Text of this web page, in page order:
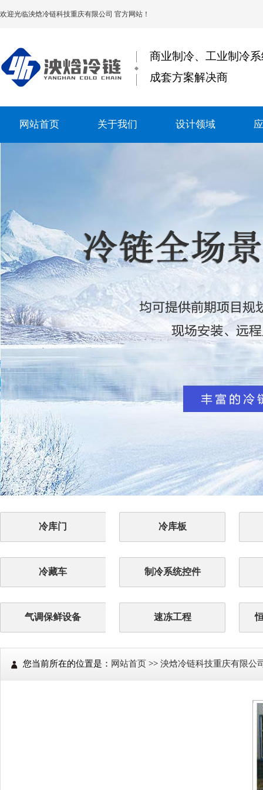
欢迎光临泱焓冷链科技重庆有限公司 官方网站！
商业制冷、工业制冷
成套方案解决商
网站首页 关于我们 设计领域
冷库门 冷库板
冷藏车 制冷系统控件
气调保鲜设备 速冻工程
您当前所在的位置是： 网站首页 >> 泱焓冷链科技重庆有限公